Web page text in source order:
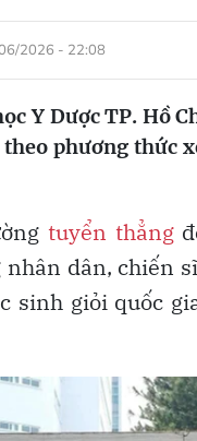
2026 - 22:08
Y Dược TP. Hồ
phương thức
tuyển thẳng
dân, chiến
sinh giỏi quốc